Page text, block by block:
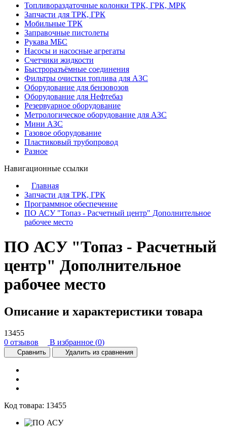
Топливораздаточные колонки ТРК, ГРК, МРК
Запчасти для ТРК, ГРК
Мобильные ТРК
Заправочные пистолеты
Рукава МБС
Насосы и насосные агрегаты
Счетчики жидкости
Быстроразъёмные соединения
Фильтры очистки топлива для АЗС
Оборудование для бензовозов
Оборудование для Нефтебаз
Резервуарное оборудование
Метрологическое оборудование для АЗС
Мини АЗС
Газовое оборудование
Пластиковый трубопровод
Разное
Навигационные ссылки
Главная
Запчасти для ТРК, ГРК
Программное обеспечение
ПО АСУ "Топаз - Расчетный центр" Дополнительное
рабочее место
ПО АСУ "Топаз - Расчетный
центр" Дополнительное
рабочее место
Описание и характеристики товара
13455
0 отзывов
В избранное (0)
Сравнить Удалить из сравнения
Код товара: 13455